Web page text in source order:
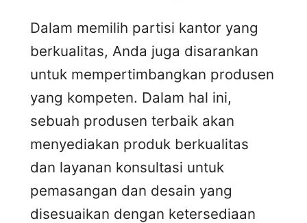
Dalam memilih partisi kantor yang
berkualitas, Anda juga disarankan
untuk mempertimbangkan produsen
yang kompeten. Dalam hal ini,
sebuah produsen terbaik akan
menyediakan produk berkualitas
dan layanan konsultasi untuk
pemasangan dan desain yang
disesuaikan dengan ketersediaan